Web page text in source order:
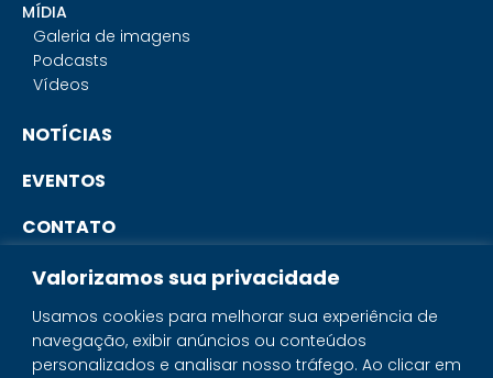
Valorizamos sua privacidade
Usamos cookies para melhorar sua experiência de
navegação, exibir anúncios ou conteúdos
personalizados e analisar nosso tráfego. Ao clicar em
MÍDIA
Galeria de imagens
Podcasts
Vídeos
NOTÍCIAS
EVENTOS
CONTATO
PORTAL DO ASSOCIADO
SISTEMA IBRAM